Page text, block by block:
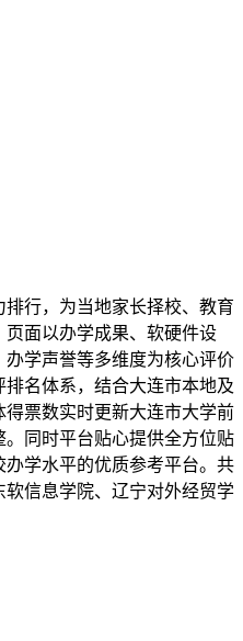
行，为当地家长择校、教育
面以办学成果、软硬件设
学声誉等多维度为核心评价
名体系，结合大连市本地及
票数实时更新大连市大学前
同时平台贴心提供全方位贴
学水平的优质参考平台。共
信息学院、辽宁对外经贸学
tp/5